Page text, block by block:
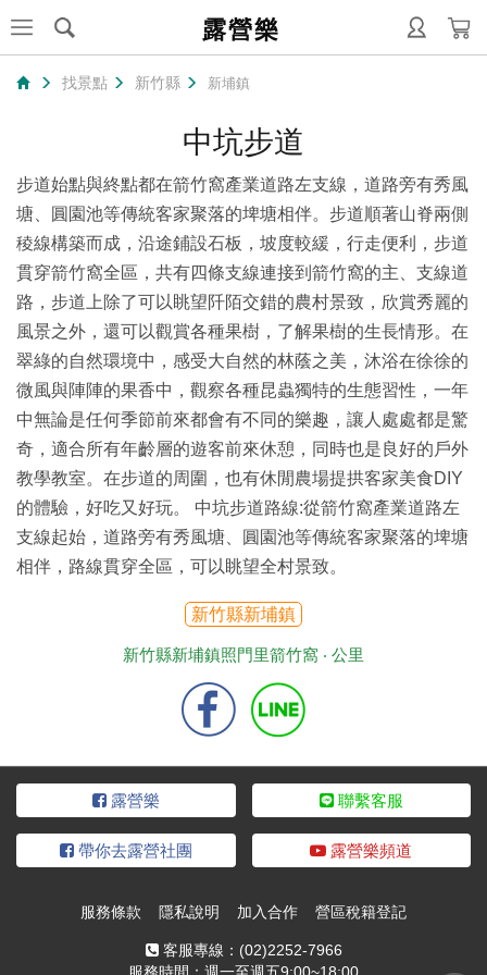
露營樂
找景點 新竹縣 新埔鎮
中坑步道
步道始點與終點都在箭竹窩產業道路左支線，道路旁有秀風
塘、圓園池等傳統客家聚落的埤塘相伴。步道順著山脊兩側
稜線構築而成，沿途鋪設石板，坡度較緩，行走便利，步道
貫穿箭竹窩全區，共有四條支線連接到箭竹窩的主、支線道
路，步道上除了可以眺望阡陌交錯的農村景致，欣賞秀麗的
風景之外，還可以觀賞各種果樹，了解果樹的生長情形。在
翠綠的自然環境中，感受大自然的林蔭之美，沐浴在徐徐的
微風與陣陣的果香中，觀察各種昆蟲獨特的生態習性，一年
中無論是任何季節前來都會有不同的樂趣，讓人處處都是驚
奇，適合所有年齡層的遊客前來休憩，同時也是良好的戶外
教學教室。在步道的周圍，也有休閒農場提拱客家美食DIY
的體驗，好吃又好玩。 中坑步道路線:從箭竹窩產業道路左
支線起始，道路旁有秀風塘、圓園池等傳統客家聚落的埤塘
相伴，路線貫穿全區，可以眺望全村景致。
新竹縣新埔鎮
新竹縣新埔鎮照門里箭竹窩 ‧ 公里
露營樂 聯繫客服
帶你去露營社團 露營樂頻道
服務條款 隱私說明 加入合作 營區稅籍登記
客服專線： (02)2252-7966